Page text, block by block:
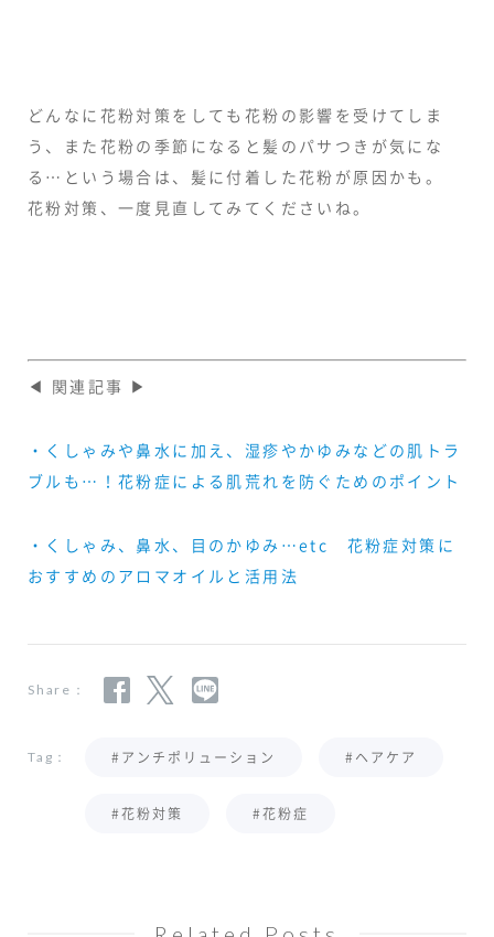
どんなに花粉対策をしても花粉の影響を受けてしま
う、また花粉の季節になると髪のパサつきが気にな
る…という場合は、髪に付着した花粉が原因かも。
花粉対策、一度見直してみてくださいね。
◀ 関連記事 ▶
・くしゃみや鼻水に加え、湿疹やかゆみなどの肌トラ
ブルも…！花粉症による肌荒れを防ぐためのポイント
・くしゃみ、鼻水、目のかゆみ…etc 花粉症対策に
おすすめのアロマオイルと活用法
Share：
Tag： #アンチポリューション #ヘアケア
#花粉対策 #花粉症